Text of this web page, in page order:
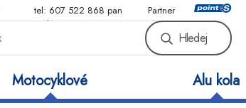
tel: 607 522 868 pan
Malý
Partner
sítě
Hledej
Motocyklové Alu kola